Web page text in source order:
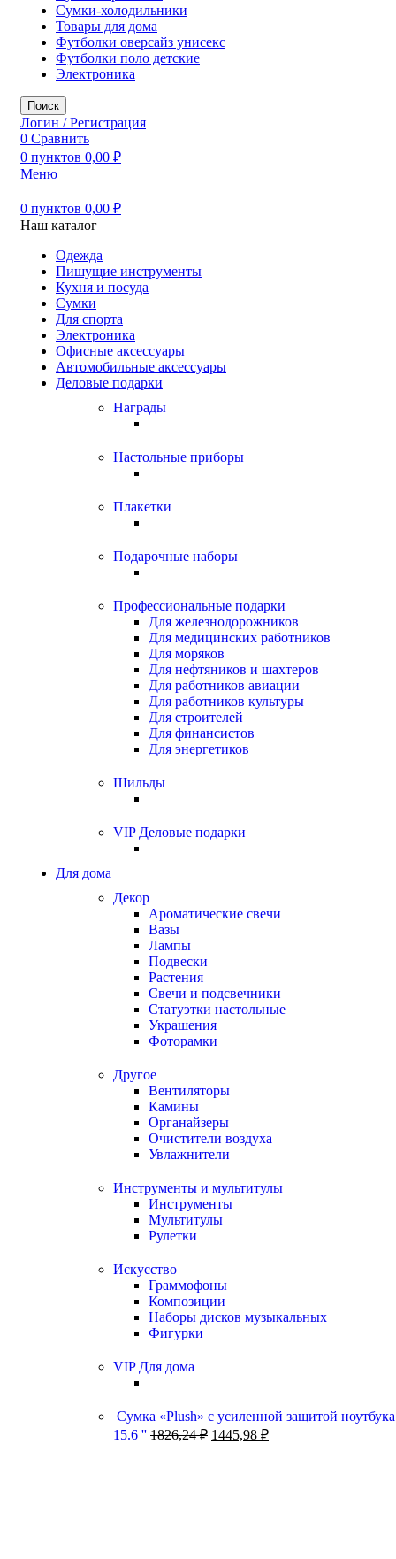
Сумки-холодильники
Товары для дома
Футболки оверсайз унисекс
Футболки поло детские
Электроника
Поиск
Логин / Регистрация
0 Сравнить
0 пунктов 0,00 ₽
Меню
0 пунктов 0,00 ₽
Наш каталог
Одежда
Пишущие инструменты
Кухня и посуда
Сумки
Для спорта
Электроника
Офисные аксессуары
Автомобильные аксессуары
Деловые подарки
Награды
Настольные приборы
Плакетки
Подарочные наборы
Профессиональные подарки
Для железнодорожников
Для медицинских работников
Для моряков
Для нефтяников и шахтеров
Для работников авиации
Для работников культуры
Для строителей
Для финансистов
Для энергетиков
Шильды
VIP Деловые подарки
Для дома
Декор
Ароматические свечи
Вазы
Лампы
Подвески
Растения
Свечи и подсвечники
Статуэтки настольные
Украшения
Фоторамки
Другое
Вентиляторы
Камины
Органайзеры
Очистители воздуха
Увлажнители
Инструменты и мультитулы
Инструменты
Мультитулы
Рулетки
Искусство
Граммофоны
Композиции
Наборы дисков музыкальных
Фигурки
VIP Для дома
Сумка «Plush» c усиленной защитой ноутбука
15.6 '' 1826,24₽ 1445,98 ₽